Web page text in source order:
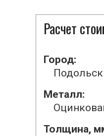
Расчет
Город:
Подольск
Металл:
Толщина,